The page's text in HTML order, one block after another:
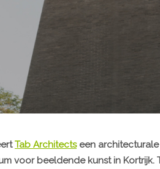
Tab Architectseen
voor beeldende kunst in Kortrijk.